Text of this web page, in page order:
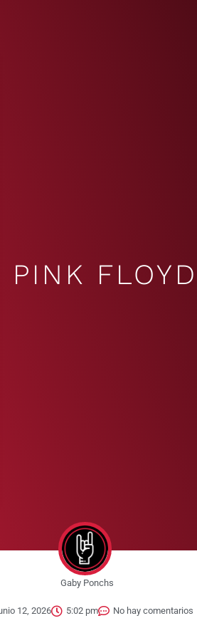
PINK FLOYD
Gaby Ponchs
12, 2026 5:02 pm No hay comentarios